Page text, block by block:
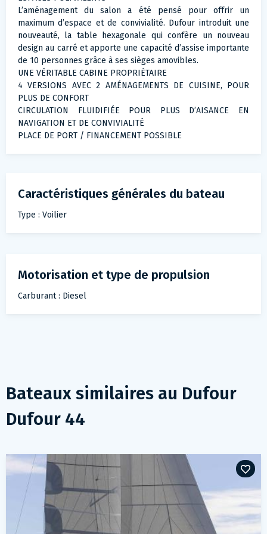
L’aménagement du salon a été pensé pour offrir un
maximum d’espace et de convivialité. Dufour introduit une
nouveauté, la table hexagonale qui confère un nouveau
design au carré et apporte une capacité d’assise importante
de 10 personnes grâce à ses sièges amovibles.
UNE VÉRITABLE CABINE PROPRIÉTAIRE
4 VERSIONS AVEC 2 AMÉNAGEMENTS DE CUISINE, POUR
PLUS DE CONFORT
CIRCULATION FLUIDIFIÉE POUR PLUS D’AISANCE EN
NAVIGATION ET DE CONVIVIALITÉ
PLACE DE PORT / FINANCEMENT POSSIBLE
Caractéristiques générales du bateau
Type : Voilier
Motorisation et type de propulsion
Carburant : Diesel
Bateaux similaires au Dufour
Dufour 44